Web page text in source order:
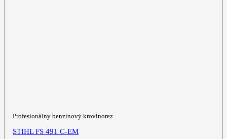
Profesionálny benzínový krovinorez
STIHL FS 491 C-EM